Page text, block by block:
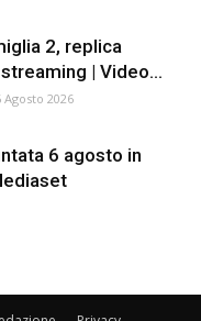
2, replica
| Video...
Agosto 2026
6 agosto in